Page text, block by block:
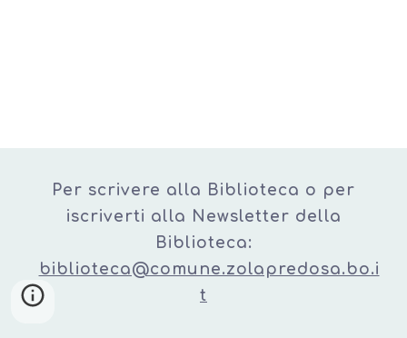
Per scrivere alla Biblioteca o per
iscriverti alla Newsletter della
Biblioteca:
biblioteca@comune.zolapredosa.bo.i
t